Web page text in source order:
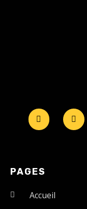
PAGES
Accueil